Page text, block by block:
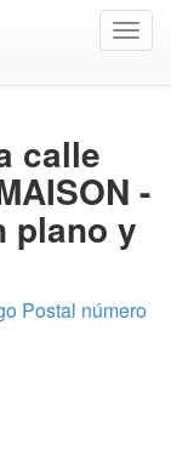
calle
-
plano y
Postal número